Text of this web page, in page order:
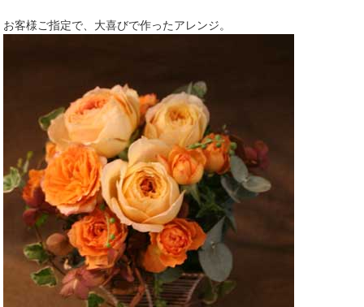
お客様ご指定で、大喜びで作ったアレンジ。